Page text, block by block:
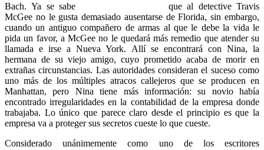
Bach. Ya se sabe
que al detective Travis
McGee no le gusta demasiado ausentarse de Florida, sin embargo,
cuando un antiguo compañero de armas al que le debe la vida le
pida un favor, a McGee no le quedará más remedio que atender su
llamada e irse a Nueva York. Allí se encontrará con Nina, la
hermana de su viejo amigo, cuyo prometido acaba de morir en
extrañas circunstancias. Las autoridades consideran el suceso como
uno más de los múltiples atracos callejeros que se producen en
Manhattan, pero Nina tiene más información: su novio había
encontrado irregularidades en la contabilidad de la empresa donde
trabajaba. Lo único que parece claro desde el principio es que la
empresa va a proteger sus secretos cueste lo que cueste.
Considerado unánimemente como uno de los escritores